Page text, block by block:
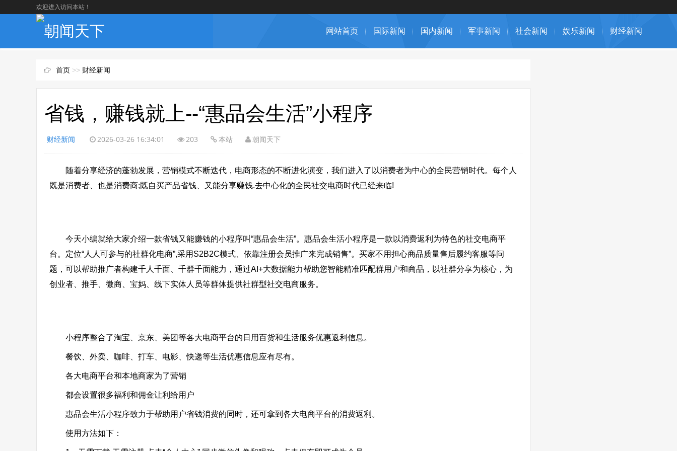
欢迎进入访问本站！
网站首页 国际新闻 国内新闻 军事新闻 社会新闻 娱乐新闻 财经新闻
首页 >> 财经新闻
省钱，赚钱就上--“惠品会生活”小程序
财经新闻 2026-03-26 16:34:01 203 本站 朝闻天下
随着分享经济的蓬勃发展，营销模式不断迭代，电商形态的不断进化演变，我们进入了以消费者为中心的全民营销时代。每个人
既是消费者、也是消费商;既自买产品省钱、又能分享赚钱.去中心化的全民社交电商时代已经来临!
今天小编就给大家介绍一款省钱又能赚钱的小程序叫“惠品会生活”。惠品会生活小程序是一款以消费返利为特色的社交电商平
台。定位“人人可参与的社群化电商”,采用S2B2C模式、依靠注册会员推广来完成销售”。买家不用担心商品质量售后履约客服等问
题，可以帮助推广者构建千人千面、千群千面能力，通过AI+大数据能力帮助您智能精准匹配群用户和商品，以社群分享为核心，为
创业者、推手、微商、宝妈、线下实体人员等群体提供社群型社交电商服务。
小程序整合了淘宝、京东、美团等各大电商平台的日用百货和生活服务优惠返利信息。
餐饮、外卖、咖啡、打车、电影、快递等生活优惠信息应有尽有。
各大电商平台和本地商家为了营销
都会设置很多福利和佣金让利给用户
惠品会生活小程序致力于帮助用户省钱消费的同时，还可拿到各大电商平台的消费返利。
使用方法如下：